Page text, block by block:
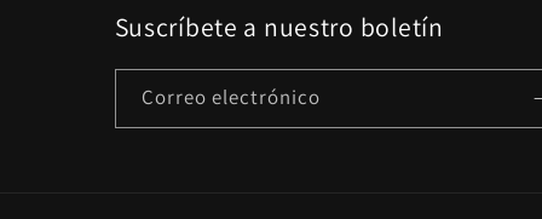
Suscríbete a nuestro boletín
Correo electrónico